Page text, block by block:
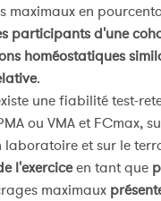
maximaux en
participants d'une
homéostatiques
.
une fiabilité test-
ou VMA et FCmax,
laboratoire et sur le
l'exerciceen tant que
maximaux